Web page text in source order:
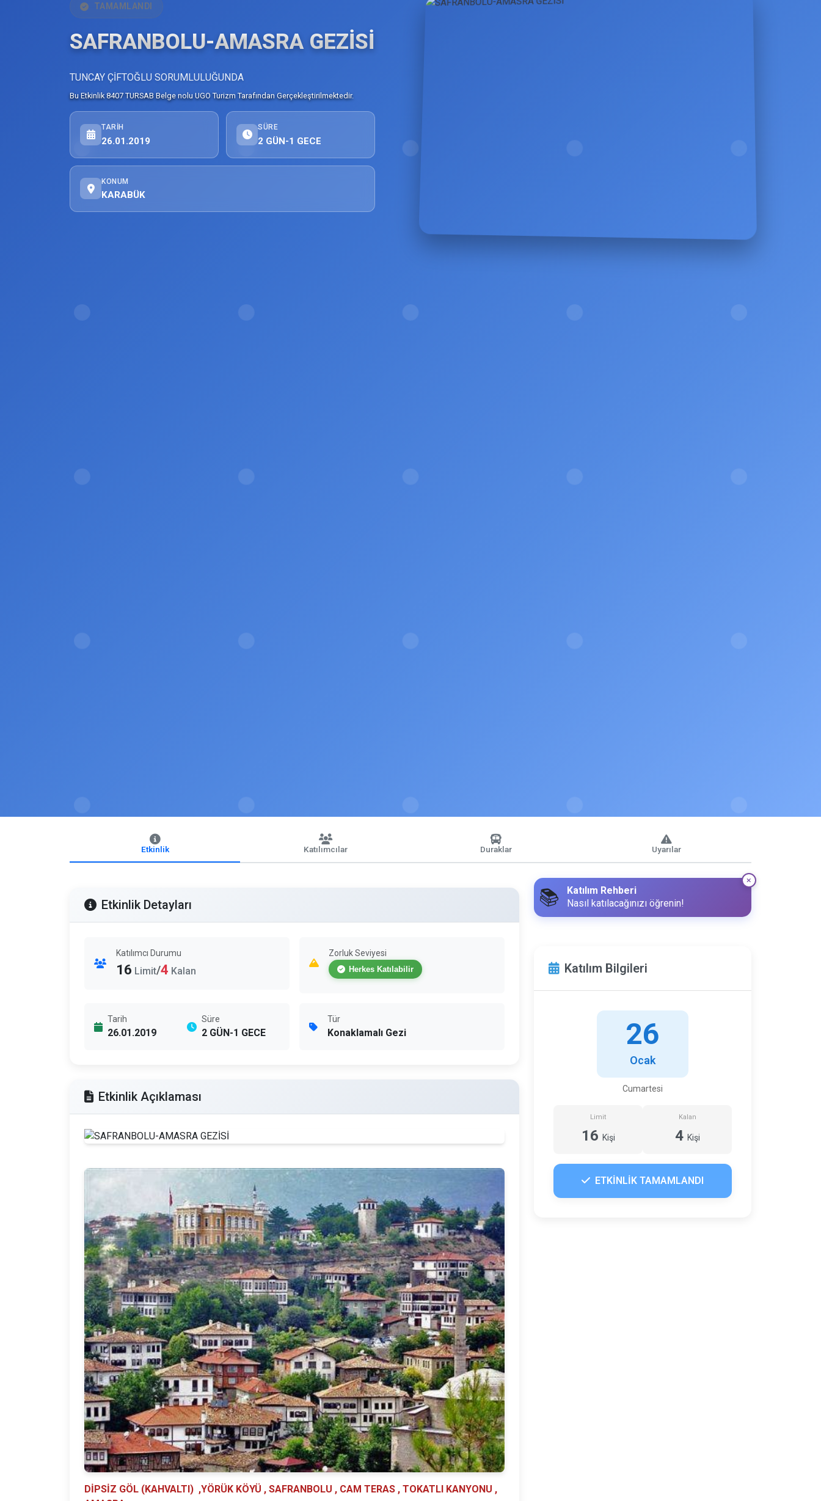
TAMAMLANDI
SAFRANBOLU-AMASRA GEZİSİ
TUNCAY ÇİFTOĞLU SORUMLULUĞUNDA
Bu Etkinlik 8407 TURSAB Belge nolu UGO Turizm Tarafından Gerçekleştirilmektedir.
TARIH
26.01.2019
SÜRE
2 GÜN-1 GECE
KONUM
KARABÜK
Etkinlik Katılımcılar Duraklar Uyarılar
Etkinlik Detayları
Katılımcı Durumu
16 Limit/4 Kalan
Zorluk Seviyesi
Herkes Katılabilir
Tarih
26.01.2019
Süre
2 GÜN-1 GECE
Tür
Konaklamalı Gezi
Etkinlik Açıklaması
DİPSİZ GÖL (KAHVALTI) ,YÖRÜK KÖYÜ , SAFRANBOLU , CAM TERAS , TOKATLI KANYONU ,
📚
Katılım Rehberi
Nasıl katılacağınızı öğrenin!
Katılım Bilgileri
26
Ocak
Cumartesi
Limit
16 Kişi
Kalan
4 Kişi
ETKİNLİK TAMAMLANDI